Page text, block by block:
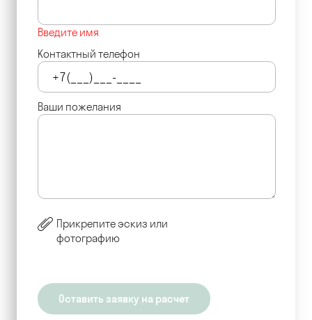
Введите имя
Контактный телефон
Ваши пожелания
Прикрепите эскиз или
фотографию